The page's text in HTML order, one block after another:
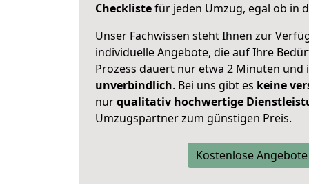
Checklistefür jeden Umzug, egal ob in
Unser Fachwissen steht Ihnen zur
individuelle Angebote, die auf Ihre
Prozess dauert nur etwa 2 Minuten und
unverbindlich. Bei uns gibt es keine
nurqualitativ hochwertige
Umzugspartner zum günstigen Preis.
Kostenlose